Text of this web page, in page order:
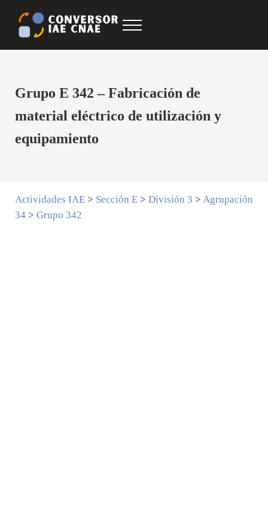
Conversor IAE CNAE
Menu
Grupo E 342 – Fabricación de
material eléctrico de utilización y
equipamiento
Actividades IAE> Sección E> División 3 > Agrupación
34> Grupo 342